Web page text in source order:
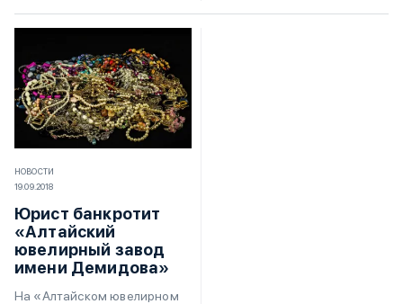
НОВОСТИ
19.09.2018
Юрист банкротит
«Алтайский
ювелирный завод
имени Демидова»
На «Алтайском ювелирном